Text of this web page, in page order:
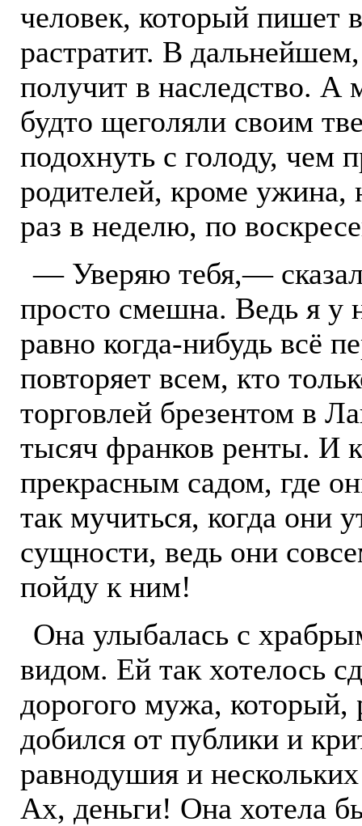
человек, который пишет в
растратит. В
получит в наследство.
будто щеголяли своим
подохнуть с голоду, чем
родителей, кроме
раз в неделю, по
— Уверяю тебя,—
просто смешна. Ведь я у
равно когда-нибудь всё
повторяет всем, кто
торговлей брезентом в
тысяч франков ренты. И
прекрасным садом, где
так мучиться, когда они
сущности, ведь они
пойду к ним!
Она улыбалась с
видом. Ей так хотелось
дорогого мужа, который,
добился от публики и
равнодушия и
Ах, деньги! Она хотела